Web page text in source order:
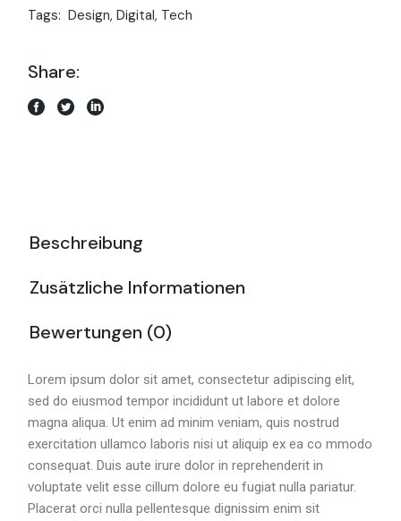
Tags: Design,Digital, Tech
Share:
Beschreibung
Zusätzliche Informationen
Bewertungen (0)
Lorem ipsum dolor sit amet, consectetur adipiscing elit,
sed do eiusmod tempor incididunt ut labore et dolore
magna aliqua. Ut enim ad minim veniam, quis nostrud
exercitation ullamco laboris nisi ut aliquip ex ea co mmodo
consequat. Duis aute irure dolor in reprehenderit in
voluptate velit esse cillum dolore eu fugiat nulla pariatur.
Placerat orci nulla pellentesque dignissim enim sit